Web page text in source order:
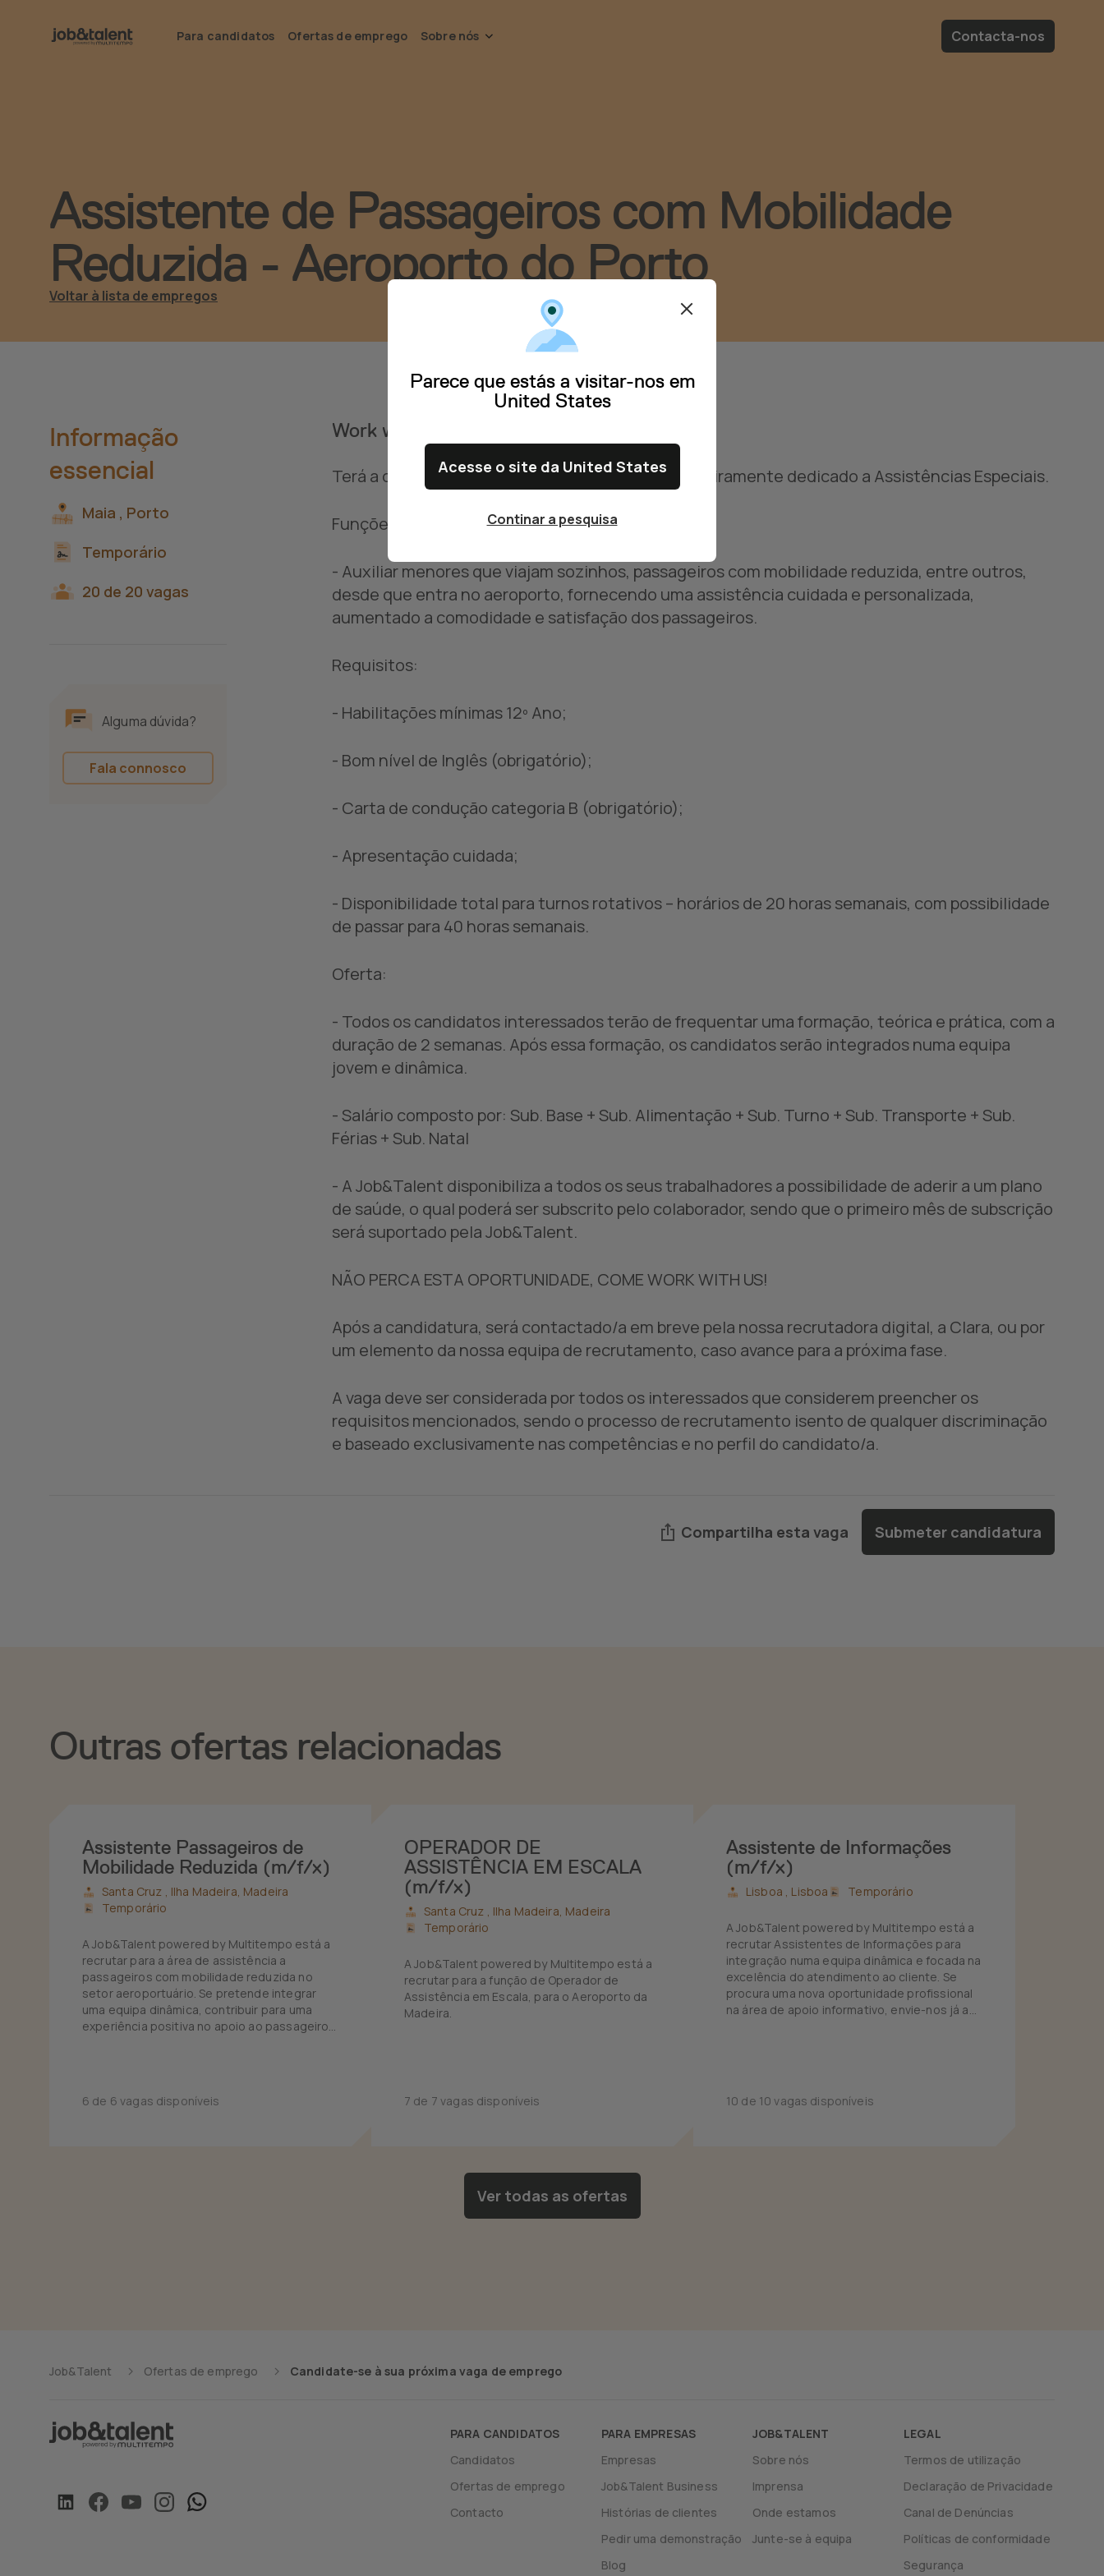
Para candidatos Ofertas de emprego Sobre nós Contacta-nos
Assistente de Passageiros com Mobilidade
Reduzida - Aeroporto do Porto
Voltar à lista de empregos
Work with us in the Airport!
Terá a oportunidade de colaborar num serviço inteiramente dedicado a Assistências Especiais.
Funções:
- Auxiliar menores que viajam sozinhos, passageiros com mobilidade reduzida, entre outros,
desde que entra no aeroporto, fornecendo uma assistência cuidada e personalizada,
aumentado a comodidade e satisfação dos passageiros.
Requisitos:
- Habilitações mínimas 12º Ano;
- Bom nível de Inglês (obrigatório);
- Carta de condução categoria B (obrigatório);
- Apresentação cuidada;
- Disponibilidade total para turnos rotativos – horários de 20 horas semanais, com possibilidade
de passar para 40 horas semanais.
Oferta:
- Todos os candidatos interessados terão de frequentar uma formação, teórica e prática, com a
duração de 2 semanas. Após essa formação, os candidatos serão integrados numa equipa
jovem e dinâmica.
- Salário composto por: Sub. Base + Sub. Alimentação + Sub. Turno + Sub. Transporte + Sub.
Férias + Sub. Natal
- A Job&Talent disponibiliza a todos os seus trabalhadores a possibilidade de aderir a um plano
de saúde, o qual poderá ser subscrito pelo colaborador, sendo que o primeiro mês de subscrição
será suportado pela Job&Talent.
NÃO PERCA ESTA OPORTUNIDADE, COME WORK WITH US!
Após a candidatura, será contactado/a em breve pela nossa recrutadora digital, a Clara, ou por
um elemento da nossa equipa de recrutamento, caso avance para a próxima fase.
A vaga deve ser considerada por todos os interessados que considerem preencher os
requisitos mencionados, sendo o processo de recrutamento isento de qualquer discriminação
e baseado exclusivamente nas competências e no perfil do candidato/a.
Compartilha esta vaga Submeter candidatura
Informação
essencial
Maia , Porto
Temporário
20 de 20 vagas
Alguma dúvida?
Fala connosco
Outras ofertas relacionadas
Assistente Passageiros de
Mobilidade Reduzida (m/f/x)
Santa Cruz , Ilha Madeira, Madeira
Temporário
A Job&Talent powered by Multitempo está a
recrutar para a área de assistência a
passageiros com mobilidade reduzida no
setor aeroportuário. Se pretende integrar
uma equipa dinâmica, contribuir para uma
experiência positiva no apoio ao passageiro
6 de 6 vagas disponíveis
OPERADOR DE
ASSISTÊNCIA EM ESCALA
(m/f/x)
Santa Cruz , Ilha Madeira, Madeira
Temporário
A Job&Talent powered by Multitempo está a
recrutar para a função de Operador de
Assistência em Escala, para o Aeroporto da
Madeira.
7 de 7 vagas disponíveis
Assistente de Informações
(m/f/x)
Lisboa , Lisboa Temporário
A Job&Talent powered by Multitempo está a
recrutar Assistentes de Informações para
integração numa equipa dinâmica e focada na
excelência do atendimento ao cliente. Se
procura uma nova oportunidade profissional
na área de apoio informativo, envie-nos já a
10 de 10 vagas disponíveis
Ver todas as ofertas
Job&Talent Ofertas de emprego Candidate-se à sua próxima vaga de emprego
PARA CANDIDATOS
Candidatos
Ofertas de emprego
Contacto
PARA EMPRESAS
Empresas
Job&Talent Business
Histórias de clientes
Pedir uma demonstração
Blog
JOB&TALENT
Sobre nós
Imprensa
Onde estamos
Junte-se à equipa
LEGAL
Termos de utilização
Declaração de Privacidade
Canal de Denúncias
Políticas de conformidade
Segurança
Parece que estás a visitar-nos em
United States
Acesse o site da United States
Continar a pesquisa